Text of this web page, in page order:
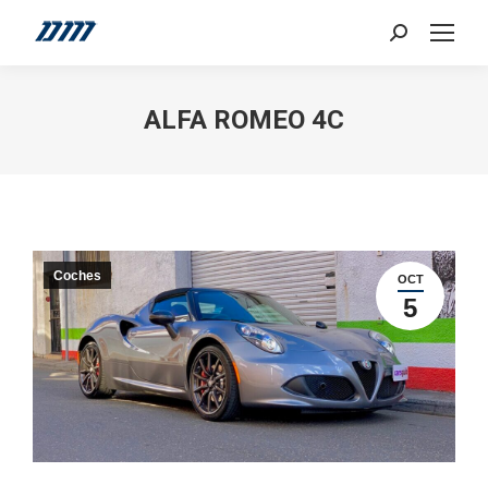
Search:
ALFA ROMEO 4C
OCT
5
Coches